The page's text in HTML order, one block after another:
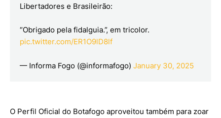
Libertadores e Brasileirão:
“Obrigado pela fidalguia.”, em tricolor.
pic.twitter.com/ER1O9lD8lf
— Informa Fogo (@informafogo) January 30, 2025
O Perfil Oficial do Botafogo aproveitou também para zoar